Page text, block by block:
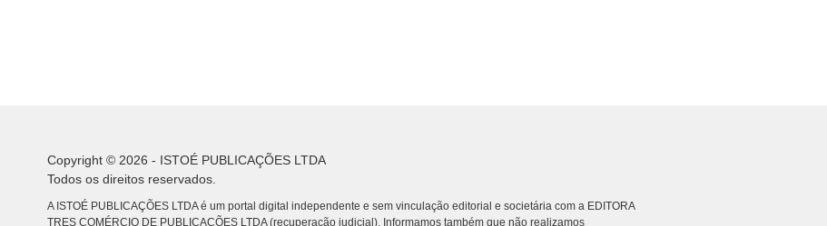
Copyright © 2026 - ISTOÉ PUBLICAÇÕES LTDA
Todos os direitos reservados.
A ISTOÉ PUBLICAÇÕES LTDA é um portal digital independente e sem vinculação editorial e societária com a EDITORA
TRES COMÉRCIO DE PUBLICACÕES LTDA (recuperação judicial). Informamos também que não realizamos